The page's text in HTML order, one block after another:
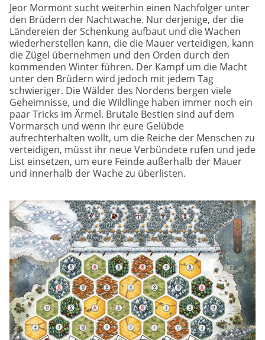
Jeor Mormont sucht weiterhin einen Nachfolger unter
den Brüdern der Nachtwache. Nur derjenige, der die
Ländereien der Schenkung aufbaut und die Wachen
wiederherstellen kann, die die Mauer verteidigen, kann
die Zügel übernehmen und den Orden durch den
kommenden Winter führen. Der Kampf um die Macht
unter den Brüdern wird jedoch mit jedem Tag
schwieriger. Die Wälder des Nordens bergen viele
Geheimnisse, und die Wildlinge haben immer noch ein
paar Tricks im Ärmel. Brutale Bestien sind auf dem
Vormarsch und wenn ihr eure Gelübde
aufrechterhalten wollt, um die Reiche der Menschen zu
verteidigen, müsst ihr neue Verbündete rufen und jede
List einsetzen, um eure Feinde außerhalb der Mauer
und innerhalb der Wache zu überlisten.
Image